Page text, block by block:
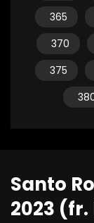
365
370
375
Santo
2023